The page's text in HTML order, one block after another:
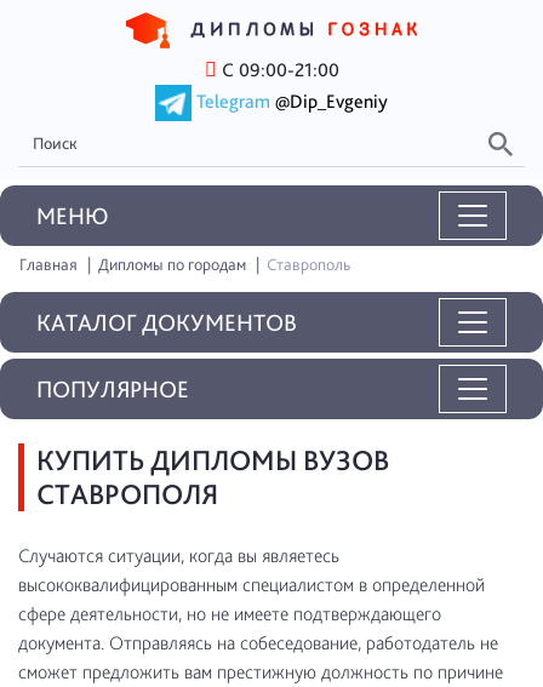
С 09:00-21:00
Telegram @Dip_Evgeniy
MEНЮ
Главная Дипломы по городам Ставрополь
КАТАЛОГ ДОКУМЕНТОВ
КУПИТЬ ДИПЛОМЫ ВУЗОВ
СТАВРОПОЛЯ
Случаются ситуации, когда вы являетесь
высококвалифицированным специалистом в определенной
сфере деятельности, но не имеете подтверждающего
документа. Отправляясь на собеседование, работодатель не
сможет предложить вам престижную должность по причине
ПОПУЛЯРНОЕ